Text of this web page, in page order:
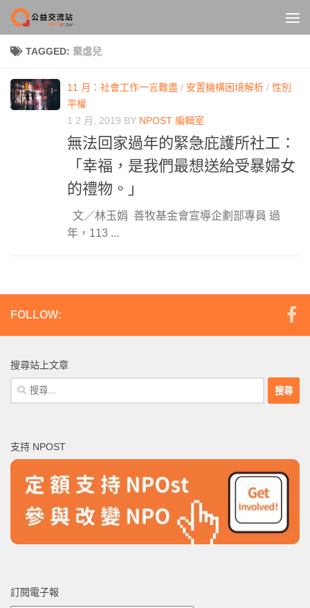
Skip to content
TAGGED: 棄虐兒
11 月：社會工作一言難盡 / 安置機構困境解析 / 性別
平權
1 2 月, 2019 BY NPOST 編輯室
無法回家過年的緊急庇護所社工：
「幸福，是我們最想送給受暴婦女
的禮物。」
文／林玉娟 善牧基金會宣導企劃部專員 過
年，113 ...
FOLLOW:
搜尋站上文章
搜
尋
字:
支持 NPOST
訂閱電子報